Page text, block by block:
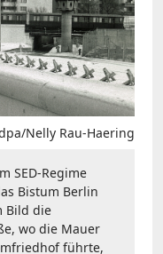
Nelly Rau-Haering
SED-Regime
Bistum Berlin
Bild die
wo die Mauer
führte,